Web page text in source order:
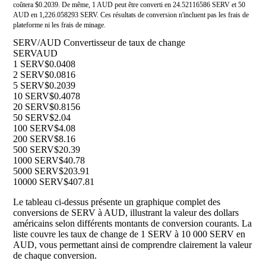
coûtera $0.2039. De même, 1 AUD peut être converti en 24.52116586 SERV et 50
AUD en 1,226.058293 SERV. Ces résultats de conversion n'incluent pas les frais de
plateforme ni les frais de minage.
SERV/AUD Convertisseur de taux de change
SERVAUD
1 SERV$0.0408
2 SERV$0.0816
5 SERV$0.2039
10 SERV$0.4078
20 SERV$0.8156
50 SERV$2.04
100 SERV$4.08
200 SERV$8.16
500 SERV$20.39
1000 SERV$40.78
5000 SERV$203.91
10000 SERV$407.81
Le tableau ci-dessus présente un graphique complet des
conversions de SERV à AUD, illustrant la valeur des dollars
américains selon différents montants de conversion courants. La
liste couvre les taux de change de 1 SERV à 10 000 SERV en
AUD, vous permettant ainsi de comprendre clairement la valeur
de chaque conversion.